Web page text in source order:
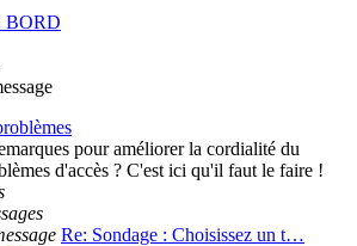
message
pour améliorer la cordialité du
d'accès ? C'est ici qu'il faut le faire !
Re: Sondage : Choisissez un t…